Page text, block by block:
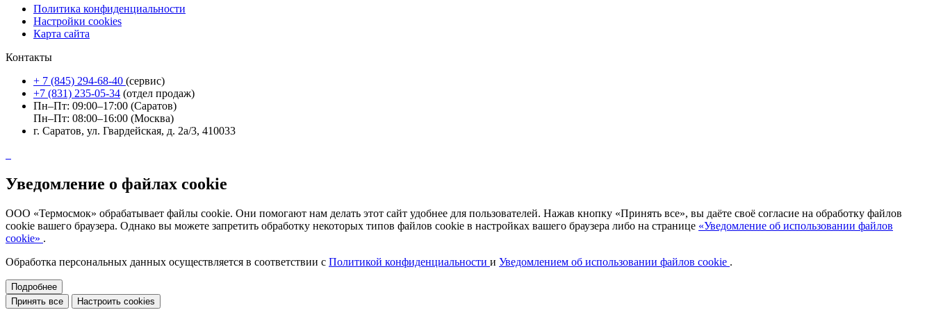
Политика конфиденциальности
Настройки cookies
Карта сайта
Контакты
+ 7 (845) 294-68-40 (сервис)
+7 (831) 235-05-34 (отдел продаж)
Пн–Пт: 09:00–17:00 (Саратов)
Пн–Пт: 08:00–16:00 (Москва)
г. Саратов, ул. Гвардейская, д. 2а/3, 410033
Уведомление о файлах cookie
ООО «Термосмок» обрабатывает файлы cookie. Они помогают нам делать этот сайт удобнее для пользователей. Нажав кнопку «Принять все», вы даёте своё согласие на обработку файлов
cookie вашего браузера. Однако вы можете запретить обработку некоторых типов файлов cookie в настройках вашего браузера либо на странице «Уведомление об использовании файлов
cookie» .
Обработка персональных данных осуществляется в соответствии с Политикой конфиденциальности и Уведомлением об использовании файлов cookie .
Подробнее
Принять все
Настроить cookies